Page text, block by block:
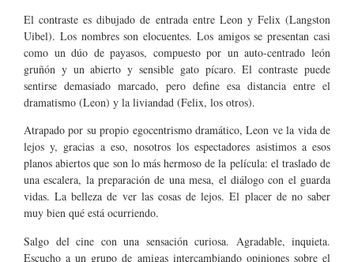
El contraste es dibujado de entrada entre Leon y Felix (Langston
Uibel). Los nombres son elocuentes. Los amigos se presentan casi
como un dúo de payasos, compuesto por un auto-centrado león
gruñón y un abierto y sensible gato pícaro. El contraste puede
sentirse demasiado marcado, pero define esa distancia entre el
dramatismo (Leon) y la liviandad (Felix, los otros).
Atrapado por su propio egocentrismo dramático, Leon ve la vida de
lejos y, gracias a eso, nosotros los espectadores asistimos a esos
planos abiertos que son lo más hermoso de la película: el traslado de
una escalera, la preparación de una mesa, el diálogo con el guarda
vidas. La belleza de ver las cosas de lejos. El placer de no saber
muy bien qué está ocurriendo.
Salgo del cine con una sensación curiosa. Agradable, inquieta.
Escucho a un grupo de amigas intercambiando opiniones sobre el